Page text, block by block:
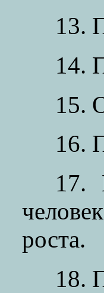
13.
14.
15.
16.
17.
роста.
18.